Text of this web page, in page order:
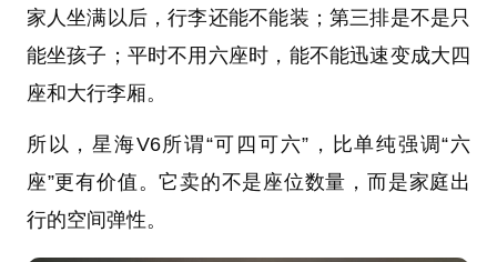
家人坐满以后，行李还能不能装；第三排是不是只
能坐孩子；平时不用六座时，能不能迅速变成大四
座和大行李厢。
所以，星海V6所谓“可四可六”，比单纯强调“六
座”更有价值。它卖的不是座位数量，而是家庭出
行的空间弹性。